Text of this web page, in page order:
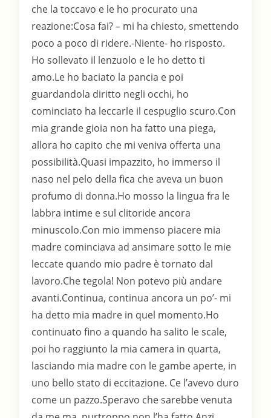
che la toccavo e le ho procurato una
reazione:Cosa fai? – mi ha chiesto, smettendo
poco a poco di ridere.-Niente- ho risposto.
Ho sollevato il lenzuolo e le ho detto ti
amo.Le ho baciato la pancia e poi
guardandola diritto negli occhi, ho
cominciato ha leccarle il cespuglio scuro.Con
mia grande gioia non ha fatto una piega,
allora ho capito che mi veniva offerta una
possibilità.Quasi impazzito, ho immerso il
naso nel pelo della fica che aveva un buon
profumo di donna.Ho mosso la lingua fra le
labbra intime e sul clitoride ancora
minuscolo.Con mio immenso piacere mia
madre cominciava ad ansimare sotto le mie
leccate quando mio padre è tornato dal
lavoro.Che tegola! Non potevo più andare
avanti.Continua, continua ancora un po’- mi
ha detto mia madre in quel momento.Ho
continuato fino a quando ha salito le scale,
poi ho raggiunto la mia camera in quarta,
lasciando mia madre con le gambe aperte, in
uno bello stato di eccitazione. Ce l’avevo duro
come un pazzo.Speravo che sarebbe venuta